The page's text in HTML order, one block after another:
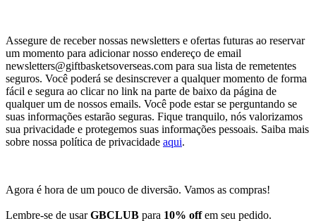
Assegure de receber nossas newsletters e ofertas futuras ao reservar
um momento para adicionar nosso endereço de email
newsletters@giftbasketsoverseas.com para sua lista de remetentes
seguros. Você poderá se desinscrever a qualquer momento de forma
fácil e segura ao clicar no link na parte de baixo da página de
qualquer um de nossos emails. Você pode estar se perguntando se
suas informações estarão seguras. Fique tranquilo, nós valorizamos
sua privacidade e protegemos suas informações pessoais. Saiba mais
sobre nossa política de privacidade aqui.
Agora é hora de um pouco de diversão. Vamos as compras!
Lembre-se de usarGBCLUB para 10% offem seu pedido.